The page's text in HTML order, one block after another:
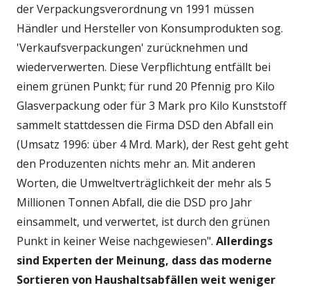
der Verpackungsverordnung vn 1991 müssen
Händler und Hersteller von Konsumprodukten sog.
'Verkaufsverpackungen' zurücknehmen und
wiederverwerten. Diese Verpflichtung entfällt bei
einem grünen Punkt; für rund 20 Pfennig pro Kilo
Glasverpackung oder für 3 Mark pro Kilo Kunststoff
sammelt stattdessen die Firma DSD den Abfall ein
(Umsatz 1996: über 4 Mrd. Mark), der Rest geht geht
den Produzenten nichts mehr an. Mit anderen
Worten, die Umweltverträglichkeit der mehr als 5
Millionen Tonnen Abfall, die die DSD pro Jahr
einsammelt, und verwertet, ist durch den grünen
Punkt in keiner Weise nachgewiesen". Allerdings
sind Experten der Meinung, dass das moderne
Sortieren von Haushaltsabfällen weit weniger